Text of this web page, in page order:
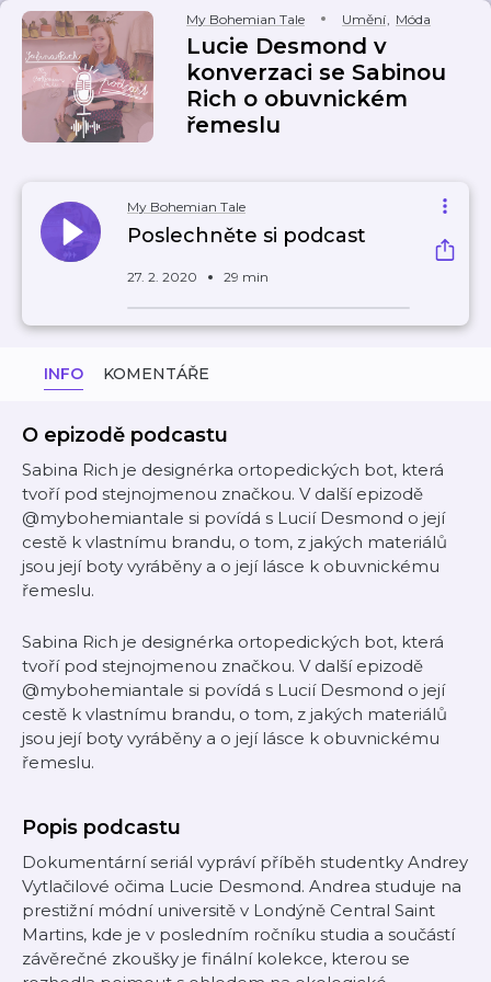
My Bohemian Tale Umění, Móda
Lucie Desmond v
konverzaci se Sabinou
Rich o obuvnickém
řemeslu
My Bohemian Tale
Poslechněte si podcast
27. 2. 2020 29 min
INFO KOMENTÁŘE
O epizodě podcastu
Sabina Rich je designérka ortopedických bot, která
tvoří pod stejnojmenou značkou. V další epizodě
@mybohemiantale si povídá s Lucií Desmond o její
cestě k vlastnímu brandu, o tom, z jakých materiálů
jsou její boty vyráběny a o její lásce k obuvnickému
řemeslu.
Sabina Rich je designérka ortopedických bot, která
tvoří pod stejnojmenou značkou. V další epizodě
@mybohemiantale si povídá s Lucií Desmond o její
cestě k vlastnímu brandu, o tom, z jakých materiálů
jsou její boty vyráběny a o její lásce k obuvnickému
řemeslu.
Popis podcastu
Dokumentární seriál vypráví příběh studentky Andrey
Vytlačilové očima Lucie Desmond. Andrea studuje na
prestižní módní universitě v Londýně Central Saint
Martins, kde je v posledním ročníku studia a součástí
závěrečné zkoušky je finální kolekce, kterou se